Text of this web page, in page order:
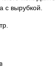
с вырубкой.
в